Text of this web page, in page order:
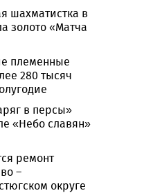
шахматистка в
золото «Матча
племенные
280 тысяч
в персы»
«Небо славян»
ремонт
–
округе